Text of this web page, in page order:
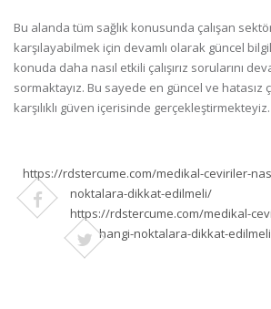
Bu alanda tüm sağlık konusunda çalışan
karşılayabilmek için devamlı olarak güncel
konuda daha nasıl etkili çalışırız sorularını
sormaktayız. Bu sayede en güncel ve hatasız
karşılıklı güven içerisinde gerçekleştirmekteyiz.
https://rdstercume.com/medikal-ceviriler-
noktalara-dikkat-edilmeli/
https://rdstercume.com/medikal-
hangi-noktalara-dikkat-